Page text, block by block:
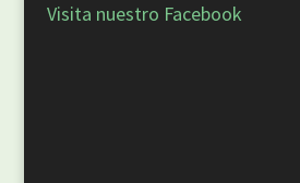
Visita nuestro Facebook